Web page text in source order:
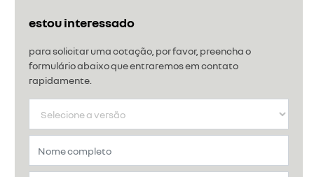
estou interessado
para solicitar uma cotação, por favor, preencha o
formulário abaixo que entraremos em contato
rapidamente.